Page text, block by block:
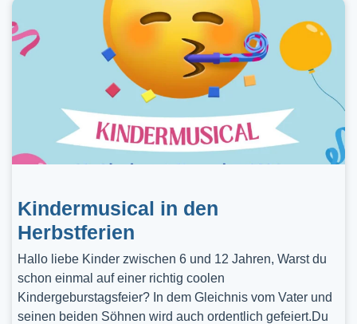
Kindermusical in den
Herbstferien
Hallo liebe Kinder zwischen 6 und 12 Jahren, Warst du
schon einmal auf einer richtig coolen
Kindergeburstagsfeier? In dem Gleichnis vom Vater und
seinen beiden Söhnen wird auch ordentlich gefeiert.Du